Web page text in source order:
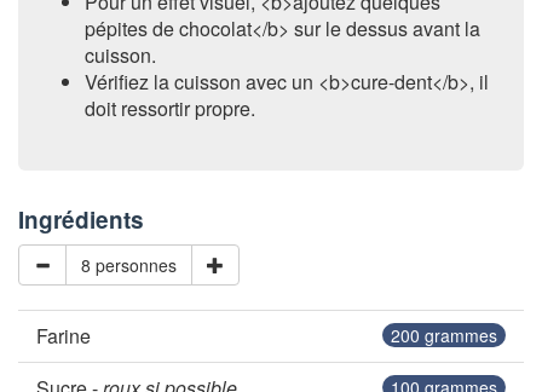
pépites de chocolat</b> sur le dessus avant la
cuisson.
Vérifiez la cuisson avec un <b>cure-dent</b>, il
doit ressortir propre.
Ingrédients
8 personnes
Farine 200 grammes
100 grammes